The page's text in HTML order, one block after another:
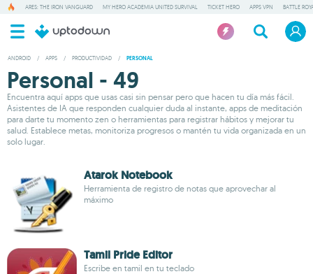
ARES: THE IRON VANGUARD MY HERO ACADEMIA UNITED SURVIVAL TICKET HERO APPS VPN BATTLE
ANDROID / APPS / PRODUCTIVIDAD / PERSONAL
Personal - 49
Encuentra aquí apps que usas casi sin pensar pero que hacen tu día más fácil.
Asistentes de IA que responden cualquier duda al instante, apps de meditación
para darte tu momento zen o herramientas para registrar hábitos y mejorar tu
salud. Establece metas, monitoriza progresos o mantén tu vida organizada en un
solo lugar.
Atarok Notebook
Herramienta de registro de notas que aprovechar al
máximo
Tamil Pride Editor
Escribe en tamil en tu teclado